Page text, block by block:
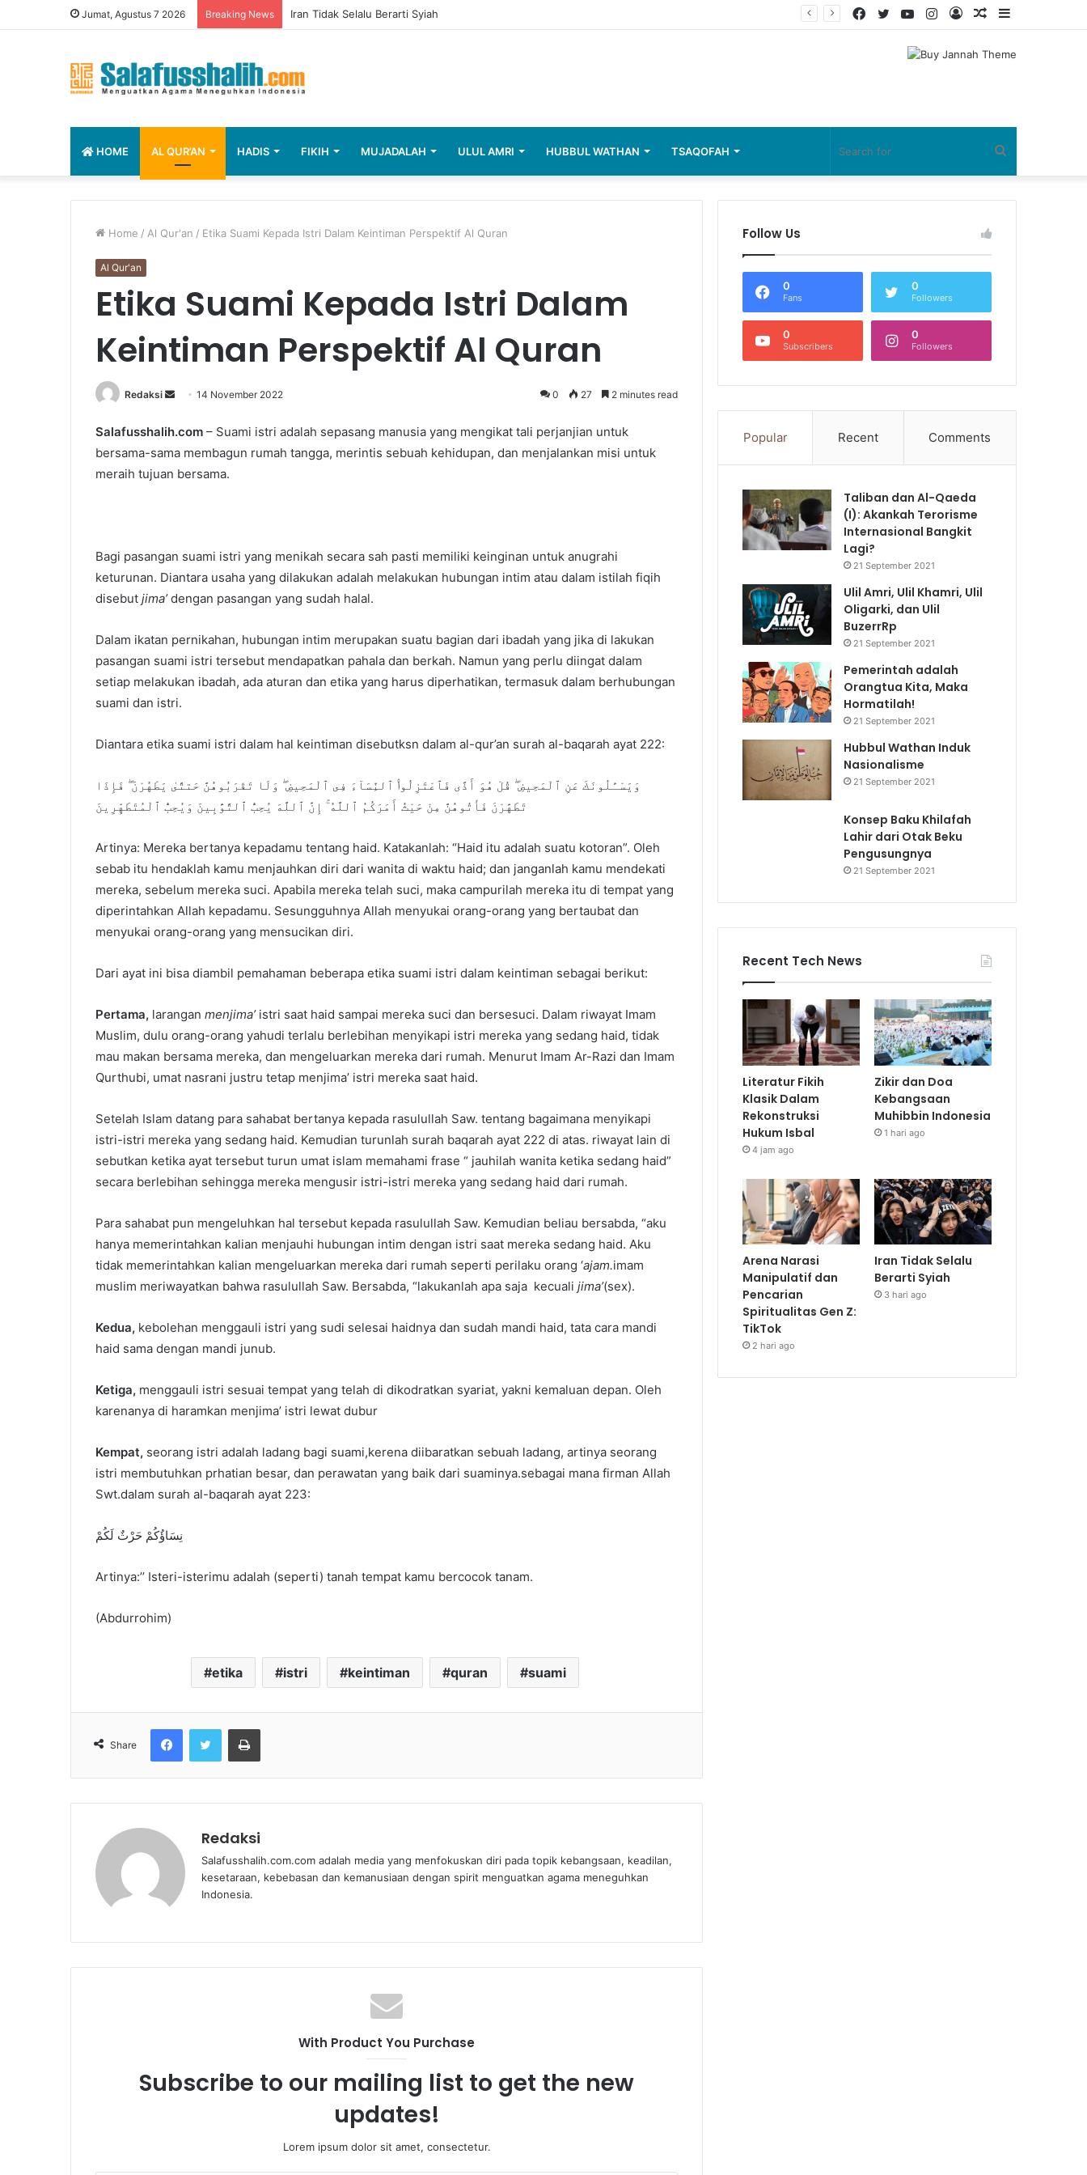
Jumat, Agustus 7 2026 Breaking News Iran Tidak Selalu Berarti Syiah
Random
Log
Instagram
YouTube
Twitter
Facebook
HOME AL QUR’AN HADIS FIKIH MUJADALAH ULUL AMRI HUBBUL WATHAN TSAQOFAH
for
Home / Al Qur'an / Etika Suami Kepada Istri Dalam Keintiman Perspektif Al Quran
Al Qur'an
Etika Suami Kepada Istri Dalam
Keintiman Perspektif Al Quran
Redaksi
n
d
a
14 November 2022 0 27 2 minutes read
Salafusshalih.com – Suami istri adalah sepasang manusia yang mengikat tali perjanjian untuk
bersama-sama membagun rumah tangga, merintis sebuah kehidupan, dan menjalankan misi untuk
meraih tujuan bersama.
Bagi pasangan suami istri yang menikah secara sah pasti memiliki keinginan untuk anugrahi
keturunan. Diantara usaha yang dilakukan adalah melakukan hubungan intim atau dalam istilah fiqih
disebut jima’dengan pasangan yang sudah halal.
Dalam ikatan pernikahan, hubungan intim merupakan suatu bagian dari ibadah yang jika di lakukan
pasangan suami istri tersebut mendapatkan pahala dan berkah. Namun yang perlu diingat dalam
setiap melakukan ibadah, ada aturan dan etika yang harus diperhatikan, termasuk dalam berhubungan
suami dan istri.
Diantara etika suami istri dalam hal keintiman disebutksn dalam al-qur’an surah al-baqarah ayat 222:
وَيَسْـَٔلُونَكَ عَنِ ٱلْمَحِيضِ ۖ قُلْ هُوَ أَذًى فَٱعْتَزِلُوا۟ ٱلنِّسَآءَ فِى ٱلْمَحِيضِ ۖ وَلَا تَقْرَبُوهُنَّ حَتتَّىٰ يَطْهُرْنَ ۖ فَإِذَا
تَطَهَّرْنَ فَأْتُوهُنَّ مِنْ حَيْثُ أَمَرَكُمُ ٱللَّهُ ۚ إِنَّ ٱللَّهَ يُحِبُّ ٱلتَّوَّٰبِينَ وَيُحِبُّ ٱلْمُتَطَهِّرِينَ
Artinya: Mereka bertanya kepadamu tentang haid. Katakanlah: “Haid itu adalah suatu kotoran”. Oleh
sebab itu hendaklah kamu menjauhkan diri dari wanita di waktu haid; dan janganlah kamu mendekati
mereka, sebelum mereka suci. Apabila mereka telah suci, maka campurilah mereka itu di tempat yang
diperintahkan Allah kepadamu. Sesungguhnya Allah menyukai orang-orang yang bertaubat dan
menyukai orang-orang yang mensucikan diri.
Dari ayat ini bisa diambil pemahaman beberapa etika suami istri dalam keintiman sebagai berikut:
Pertama, larangan menjima’istri saat haid sampai mereka suci dan bersesuci. Dalam riwayat Imam
Muslim, dulu orang-orang yahudi terlalu berlebihan menyikapi istri mereka yang sedang haid, tidak
mau makan bersama mereka, dan mengeluarkan mereka dari rumah. Menurut Imam Ar-Razi dan Imam
Qurthubi, umat nasrani justru tetap menjima’ istri mereka saat haid.
Setelah Islam datang para sahabat bertanya kepada rasulullah Saw. tentang bagaimana menyikapi
istri-istri mereka yang sedang haid. Kemudian turunlah surah baqarah ayat 222 di atas. riwayat lain di
sebutkan ketika ayat tersebut turun umat islam memahami frase “ jauhilah wanita ketika sedang haid”
secara berlebihan sehingga mereka mengusir istri-istri mereka yang sedang haid dari rumah.
Para sahabat pun mengeluhkan hal tersebut kepada rasulullah Saw. Kemudian beliau bersabda, “aku
hanya memerintahkan kalian menjauhi hubungan intim dengan istri saat mereka sedang haid. Aku
tidak memerintahkan kalian mengeluarkan mereka dari rumah seperti perilaku orang ‘ajam.imam
muslim meriwayatkan bahwa rasulullah Saw. Bersabda, “lakukanlah apa saja kecuali jima’(sex).
Kedua, kebolehan menggauli istri yang sudi selesai haidnya dan sudah mandi haid, tata cara mandi
haid sama dengan mandi junub.
Ketiga, menggauli istri sesuai tempat yang telah di dikodratkan syariat, yakni kemaluan depan. Oleh
karenanya di haramkan menjima’ istri lewat dubur
Kempat, seorang istri adalah ladang bagi suami,kerena diibaratkan sebuah ladang, artinya seorang
istri membutuhkan prhatian besar, dan perawatan yang baik dari suaminya.sebagai mana firman Allah
Swt.dalam surah al-baqarah ayat 223:
نِسَاؤُكُمْ حَرْثٌ لَكُمْ
Artinya:’’ Isteri-isterimu adalah (seperti) tanah tempat kamu bercocok tanam.
(Abdurrohim)
etika istri keintiman quran suami
Share
Redaksi
Salafusshalih.com.com adalah media yang menfokuskan diri pada topik kebangsaan, keadilan,
kesetaraan, kebebasan dan kemanusiaan dengan spirit menguatkan agama meneguhkan
Indonesia.
With Product You Purchase
Subscribe to our mailing list to get the new
updates!
Lorem ipsum dolor sit amet, consectetur.
Follow Us
0
Fans
0
Followers
0
Subscribers
0
Followers
Popular Recent Comments
Taliban dan Al-Qaeda
(I): Akankah Terorisme
Internasional Bangkit
Lagi?
21 September 2021
Ulil Amri, Ulil Khamri, Ulil
Oligarki, dan Ulil
BuzerrRp
21 September 2021
Pemerintah adalah
Orangtua Kita, Maka
Hormatilah!
21 September 2021
Hubbul Wathan Induk
Nasionalisme
21 September 2021
Konsep Baku Khilafah
Lahir dari Otak Beku
Pengusungnya
21 September 2021
Recent Tech News
Literatur Fikih
Klasik Dalam
Rekonstruksi
Hukum Isbal
4 jam ago
Zikir dan Doa
Kebangsaan
Muhibbin Indonesia
1 hari ago
Arena Narasi
Manipulatif dan
Pencarian
Spiritualitas Gen Z:
TikTok
2 hari ago
Iran Tidak Selalu
Berarti Syiah
3 hari ago